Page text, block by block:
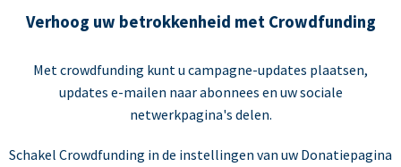
Verhoog uw betrokkenheid met Crowdfunding
Met crowdfunding kunt u campagne-updates plaatsen,
updates e-mailen naar abonnees en uw sociale
netwerkpagina's delen.
Schakel Crowdfunding in de instellingen van uw Donatiepagina